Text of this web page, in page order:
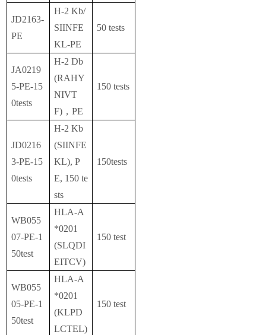
JD2163-
PE
H-2 Kb/
SIINFE
KL-PE
50 tests
JA0219
5-PE-15
0tests
H-2 Db
(RAHY
NIVT
F)，PE
150 tests
JD0216
3-PE-15
0tests
H-2 Kb
(SIINFE
KL), P
E, 150 te
sts
150tests
WB055
07-PE-1
50test
HLA-A
*0201
(SLQDI
EITCV)
150 test
WB055
05-PE-1
50test
HLA-A
*0201
(KLPD
LCTEL)
150 test